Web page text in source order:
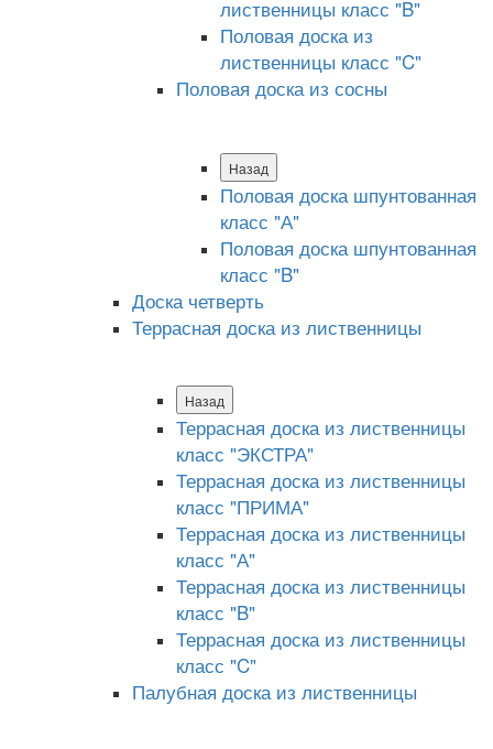
лиственницы класс "B"
Половая доска из
лиственницы класс "C"
Половая доска из сосны
Назад
Половая доска шпунтованная
класс "А"
Половая доска шпунтованная
класс "B"
Доска четверть
Террасная доска из лиственницы
Назад
Террасная доска из лиственницы
класс "ЭКСТРА"
Террасная доска из лиственницы
класс "ПРИМА"
Террасная доска из лиственницы
класс "А"
Террасная доска из лиственницы
класс "B"
Террасная доска из лиственницы
класс "C"
Палубная доска из лиственницы